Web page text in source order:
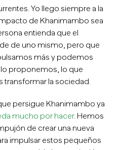
Yo llego siempre a la
de Khanimambo sea
entienda que el
de uno mismo, pero que
más y podemos
lo proponemos, lo que
transformar la sociedad.
persigue Khanimambo ya
mucho por hacer. Hemos
de crear una nueva
impulsar estos pequeños